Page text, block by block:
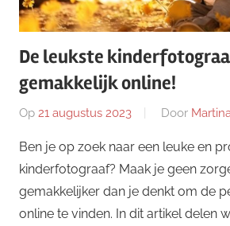
De leukste
gemakkelijk online!
Op 21 augustus 2023 Door
Ben je op zoek naar een leuke en
kinderfotograaf? Maak je geen
gemakkelijker dan je denkt om de
online te vinden. In dit artikel delen